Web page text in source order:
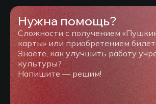
Нужна помощь?
Сложности с получением
карты» или приобретением
Знаете, как улучшить работу
культуры?
Напишите — решим!